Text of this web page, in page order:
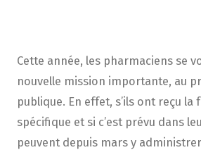
Cette année, les pharmaciens se
nouvelle mission importante, au
publique. En effet, s’ils ont reçu la
spécifique et si c’est prévu dans
peuvent depuis mars y